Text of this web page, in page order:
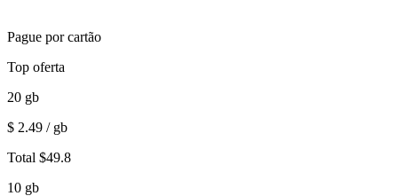
Pague por cartão
Top oferta
20 gb
$ 2.49 / gb
Total $49.8
10 gb